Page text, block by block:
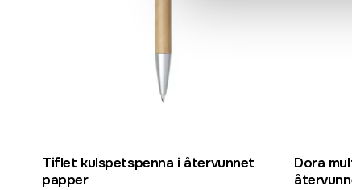
Tiflet kulspetspenna i återvunnet
papper
Dora